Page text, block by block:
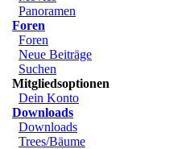
Panoramen
Foren
Foren
Neue Beiträge
Suchen
Mitgliedsoptionen
Dein Konto
Downloads
Downloads
Trees/Bäume